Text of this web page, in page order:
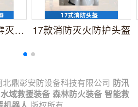
背负式高压细水雾灭火器 17款消防灭火防护头盔
鼎彰安防设备科技有限公司 防汛
水域救援装备 森林防火装备 智能救